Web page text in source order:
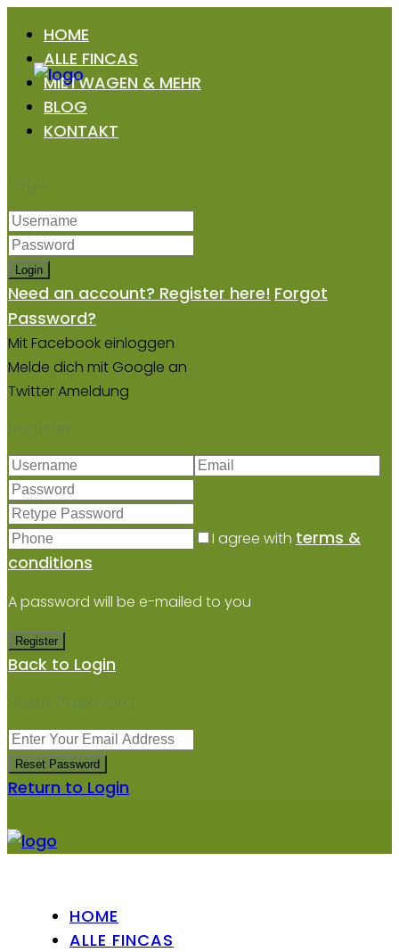
HOME
ALLE FINCAS
MIETWAGEN & MEHR
BLOG
KONTAKT
Login
Login
Need an account? Register here! Forgot
Password?
Mit Facebook einloggen
Melde dich mit Google an
Twitter Ameldung
Register
I agree with terms &
conditions
A password will be e-mailed to you
Register
Back to Login
Reset Password
Reset Password
Return to Login
HOME
ALLE FINCAS